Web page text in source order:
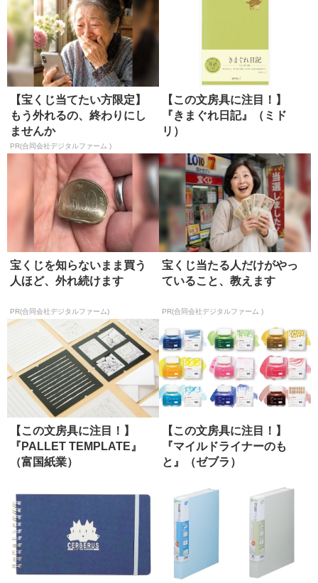
【宝くじ当てたい方限定】
もう外れるの、終わりにし
ませんか
PR(合同会社デジタルファーム )
【この文房具に注目！】
『きまぐれ日記』（ミド
リ）
宝くじを知らないまま買う
人ほど、外れ続けます
PR(合同会社デジタルファーム)
宝くじ当たる人だけがやっ
ていること、教えます
PR(合同会社デジタルファーム )
【この文房具に注目！】
『PALLET TEMPLATE』
（富国紙業）
【この文房具に注目！】
『マイルドライナーのも
と』（ゼブラ）